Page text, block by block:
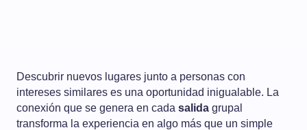
Descubrir nuevos lugares junto a personas con
intereses similares es una oportunidad inigualable. La
conexión que se genera en cada salida grupal
transforma la experiencia en algo más que un simple